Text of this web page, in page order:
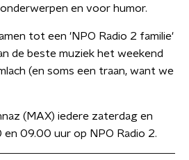
en voor humor.
tot een 'NPO Radio 2 familie'
de beste muziek het weekend
(en soms een traan, want we
(MAX) iedere zaterdag en
09.00 uur op NPO Radio 2.